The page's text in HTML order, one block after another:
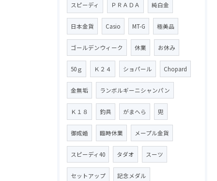
スピーディ ＰＲＡＤＡ 純白金
日本金貨 Casio MT-G 極美品
ゴールデンウィーク 休業 お休み
50ｇ Ｋ２４ ショパール Chopard
金無垢 ランボルギーニシャンパン
Ｋ１８ 釣具 がまへら 兜
御成婚 臨時休業 メープル金貨
スピーディ40 タダオ スーツ
セットアップ 記念メダル